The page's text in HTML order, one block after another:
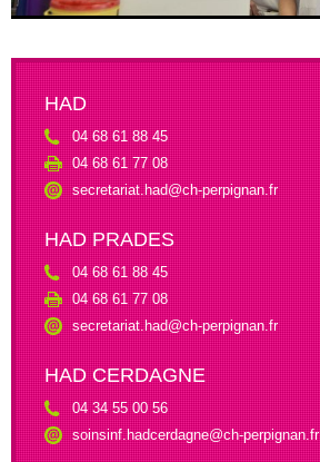
HAD
04 68 61 88 45
04 68 61 77 08
secretariat.had@ch-perpignan.fr
HAD PRADES
04 68 61 88 45
04 68 61 77 08
secretariat.had@ch-perpignan.fr
HAD CERDAGNE
04 34 55 00 56
soinsinf.hadcerdagne@ch-perpignan.fr